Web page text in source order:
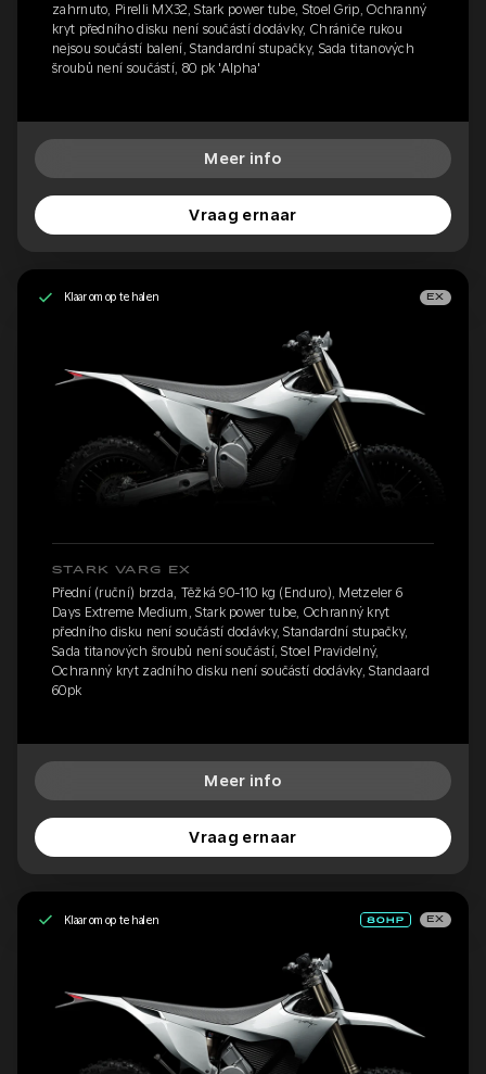
zahrnuto, Pirelli MX32, Stark power tube, Stoel Grip, Ochranný
kryt předního disku není součástí dodávky, Chrániče rukou
nejsou součástí balení, Standardní stupačky, Sada titanových
šroubů není součástí, 80 pk 'Alpha'
Meer info
Vraag ernaar
Klaar om op te halen EX
STARK VARG EX
Přední (ruční) brzda, Těžká 90-110 kg (Enduro), Metzeler 6
Days Extreme Medium, Stark power tube, Ochranný kryt
předního disku není součástí dodávky, Standardní stupačky,
Sada titanových šroubů není součástí, Stoel Pravidelný,
Ochranný kryt zadního disku není součástí dodávky, Standaard
60pk
Meer info
Vraag ernaar
Klaar om op te halen EX